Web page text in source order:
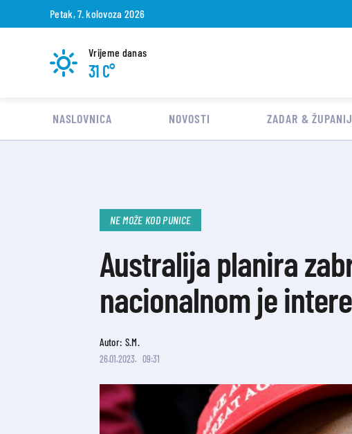
Petak, 7. kolovoza 2026
Vrijeme danas
31 C°
NASLOVNICA NOVOSTI ZADAR &
NE MOŽE KOD PUNICE
Australija planira
nacionalnom je
Autor: S.M.
26.01.2023. 09:31